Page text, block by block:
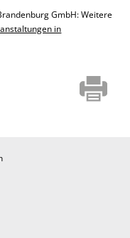
GmbH: Weitere
in